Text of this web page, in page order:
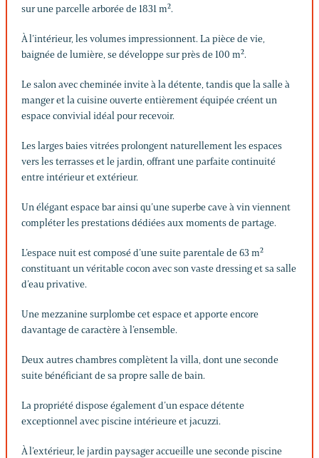
sur une parcelle arborée de 1831 m².
À l’intérieur, les volumes impressionnent. La pièce de vie,
baignée de lumière, se développe sur près de 100 m².
Le salon avec cheminée invite à la détente, tandis que la salle à
manger et la cuisine ouverte entièrement équipée créent un
espace convivial idéal pour recevoir.
Les larges baies vitrées prolongent naturellement les espaces
vers les terrasses et le jardin, offrant une parfaite continuité
entre intérieur et extérieur.
Un élégant espace bar ainsi qu’une superbe cave à vin viennent
compléter les prestations dédiées aux moments de partage.
L’espace nuit est composé d’une suite parentale de 63 m²
constituant un véritable cocon avec son vaste dressing et sa salle
d’eau privative.
Une mezzanine surplombe cet espace et apporte encore
davantage de caractère à l’ensemble.
Deux autres chambres complètent la villa, dont une seconde
suite bénéficiant de sa propre salle de bain.
La propriété dispose également d’un espace détente
exceptionnel avec piscine intérieure et jacuzzi.
À l’extérieur, le jardin paysager accueille une seconde piscine